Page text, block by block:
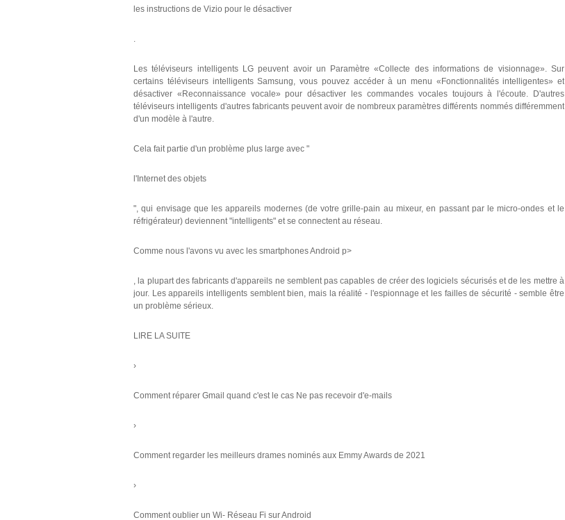
les instructions de Vizio pour le désactiver
.
Les téléviseurs intelligents LG peuvent avoir un Paramètre «Collecte des informations de visionnage». Sur
certains téléviseurs intelligents Samsung, vous pouvez accéder à un menu «Fonctionnalités intelligentes» et
désactiver «Reconnaissance vocale» pour désactiver les commandes vocales toujours à l'écoute. D'autres
téléviseurs intelligents d'autres fabricants peuvent avoir de nombreux paramètres différents nommés différemment
d'un modèle à l'autre.
Cela fait partie d'un problème plus large avec "
l'Internet des objets
", qui envisage que les appareils modernes (de votre grille-pain au mixeur, en passant par le micro-ondes et le
réfrigérateur) deviennent "intelligents" et se connectent au réseau.
Comme nous l'avons vu avec les smartphones Android p>
, la plupart des fabricants d'appareils ne semblent pas capables de créer des logiciels sécurisés et de les mettre à
jour. Les appareils intelligents semblent bien, mais la réalité - l'espionnage et les failles de sécurité - semble être
un problème sérieux.
LIRE LA SUITE
›
Comment réparer Gmail quand c'est le cas Ne pas recevoir d'e-mails
›
Comment regarder les meilleurs drames nominés aux Emmy Awards de 2021
›
Comment oublier un Wi- Réseau Fi sur Android